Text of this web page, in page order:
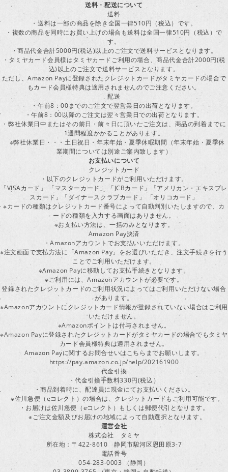
送料・配送について
送料
・送料は一部の商品を除き全国一律510円（税込）です。
・複数の商品を同時にお買い上げの場合も送料は全国一律510円（税込）で
す。
・商品代金合計5000円(税込)以上のご注文で送料サービスとなります。
・タミヤカード会員様はタミヤカードご利用の場合、商品代金合計2000円(税
込)以上のご注文で送料サービスとなります。
ただし、Amazon Payに登録されたクレジットカードがタミヤカードの場合で
もカード会員様特典は適用されませんのでご注意ください。
配送
・午前8：00までのご注文で翌営業日の出荷となります。
・午前8：00以降のご注文は翌々営業日での出荷となります。
・弊社休業日中またはその前日・前々日に頂いたご注文は、商品の到着までに
1週間程度かかることがあります。
※弊社休業日・・・土日祝日・年末年始・夏季休暇期間（年末年始・夏季休
業期間については別途ご案内致します）
お支払いについて
クレジットカード
・以下のクレジットカードがご利用いただけます。
「VISAカード」 「マスターカード」 「JCBカード」「アメリカン・エキスプレ
スカード」「ダイナースクラブカード」 「オリコカード」
※カードの種類はクレジットカード番号によって自動判別いたしますので、カ
ードの種類を入力する画面はありません。
※お支払い方法は、一括のみとなります。
Amazon Pay決済
・Amazonアカウントでお支払いいただけます。
※注文画面で支払方法に「Amazon Pay」をお選びいただき、注文手続きを行う
ことでご利用いただけます。
※Amazon Payに移動してお支払手続きとなります。
※ご利用には、Amazonアカウントが必要です。
登録されたクレジットカードのご利用状況によってはご利用いただけない場合
があります。
※Amazonアカウントにクレジットカード情報が登録されていない場合はご利用
いただけません。
※Amazonポイントは付与されません。
※Amazon Payに登録されたクレジットカードがタミヤカードの場合でもタミヤ
カード会員様特典は適用されません。
Amazon Payに関するお問合せいはこちらまでお願いします。
https://pay.amazon.co.jp/help/202161900
代金引換
・代金引換手数料330円(税込）
・商品到着時に、配達員に現金にてお支払いください。
※佐川急便（eコレクト）の場合は、クレジットカードもご利用可能です。
・お届けは佐川急便（eコレクト）もしくは郵便代引となります。
※ご注文金額及びお届けの地域によって自動選択となります。
運営会社
株式会社 タミヤ
所在地：〒422-8610 静岡市駿河区恩田原3-7
電話番号
054-283-0003 （静岡）